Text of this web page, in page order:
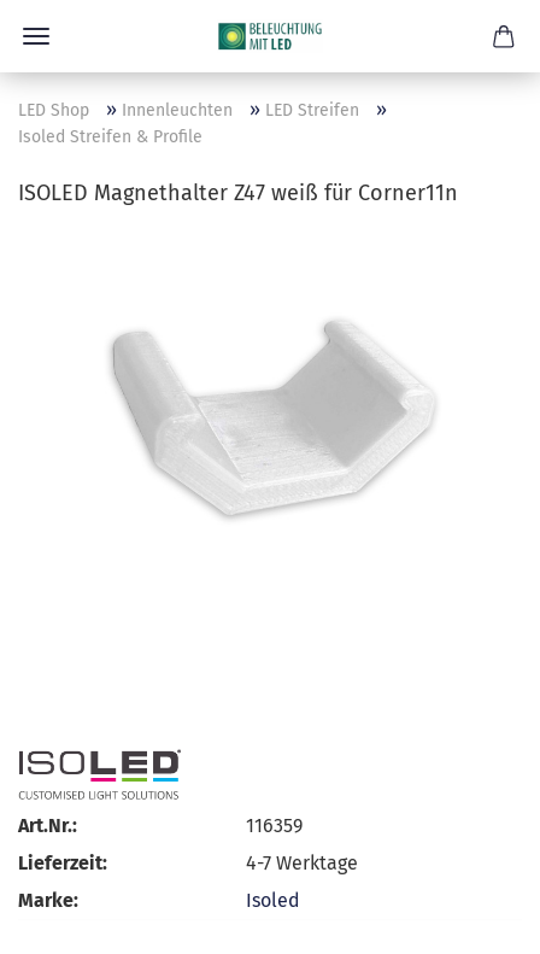
LED Shop » Innenleuchten » LED Streifen »
Isoled Streifen & Profile
ISOLED Magnethalter Z47 weiß für Corner11n
Art.Nr.:
116359
Lieferzeit:
4-7 Werktage
Marke:
Isoled